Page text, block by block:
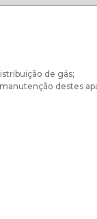
de gás;
destes